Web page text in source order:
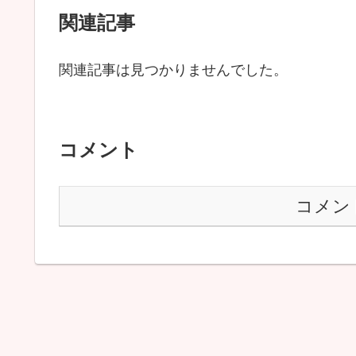
関連記事
関連記事は見つかりませんでした。
コメント
コメン